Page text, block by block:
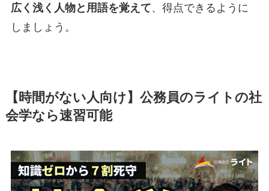
広く浅く人物と用語を覚えて、得点できるように
しましょう。
【時間がない人向け】公務員のライトの社
会学なら速習可能